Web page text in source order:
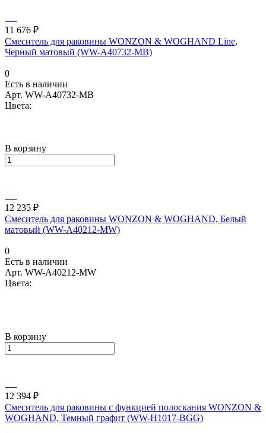
11 676 ₽
Смеситель для раковины WONZON & WOGHAND Line,
Черный матовый (WW-A40732-MB)
0
Есть в наличии
Арт. WW-A40732-MB
Цвета:
В корзину
12 235 ₽
Смеситель для раковины WONZON & WOGHAND, Белый
матовый (WW-A40212-MW)
0
Есть в наличии
Арт. WW-A40212-MW
Цвета:
В корзину
12 394 ₽
Смеситель для раковины с функцией полоскания WONZON &
WOGHAND, Темный графит (WW-H1017-BGG)